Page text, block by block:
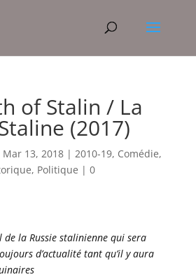
of Stalin / La
(2017)
Mar 13, 2018| 2010-19, Comédie,
, Politique | 0
la Russie stalinienne qui sera
d’actualité tant qu’il y aura